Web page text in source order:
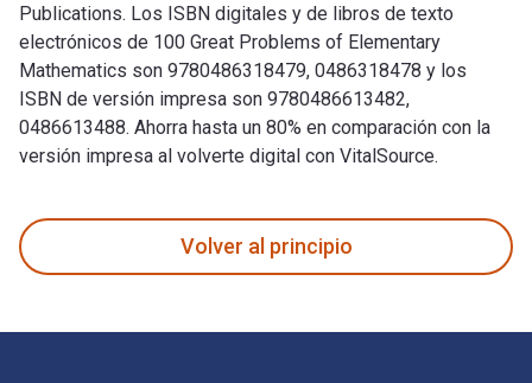
Publications. Los ISBN digitales y de libros de texto
electrónicos de 100 Great Problems of Elementary
Mathematics son 9780486318479, 0486318478 y los
ISBN de versión impresa son 9780486613482,
0486613488. Ahorra hasta un 80% en comparación con la
versión impresa al volverte digital con VitalSource.
Volver al principio